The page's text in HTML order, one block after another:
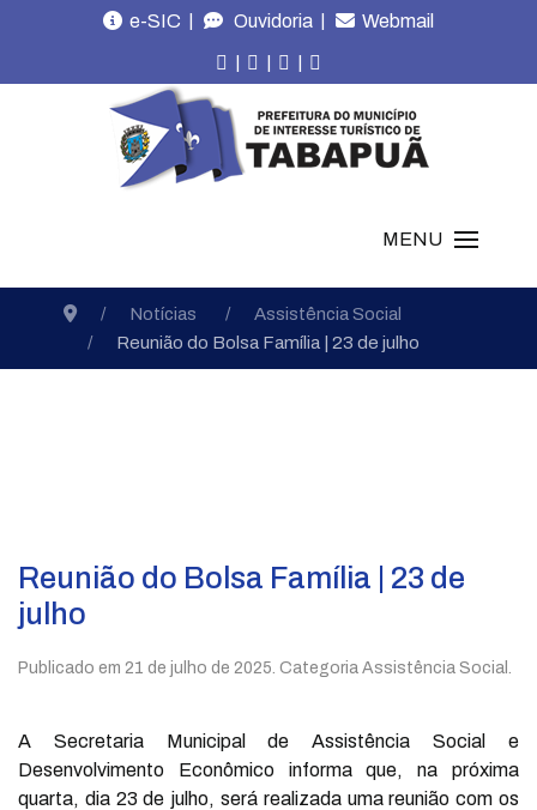
e-SIC | Ouvidoria | Webmail
| | |
MENU
Notícias
Assistência Social
Reunião do Bolsa Família | 23 de julho
Reunião do Bolsa Família | 23 de
julho
Publicado em 21 de julho de 2025 . Categoria Assistência Social.
A Secretaria Municipal de Assistência Social e
Desenvolvimento Econômico informa que, na próxima
quarta, dia 23 de julho, será realizada uma reunião com os